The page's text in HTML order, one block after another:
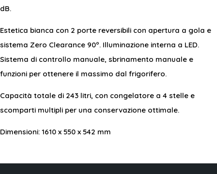
dB.
Estetica bianca con 2 porte reversibili con apertura a gola e
sistema Zero Clearance 90º. Illuminazione interna a LED.
Sistema di controllo manuale, sbrinamento manuale e
funzioni per ottenere il massimo dal frigorifero.
Capacità totale di 243 litri, con congelatore a 4 stelle e
scomparti multipli per una conservazione ottimale.
Dimensioni: 1610 x 550 x 542 mm